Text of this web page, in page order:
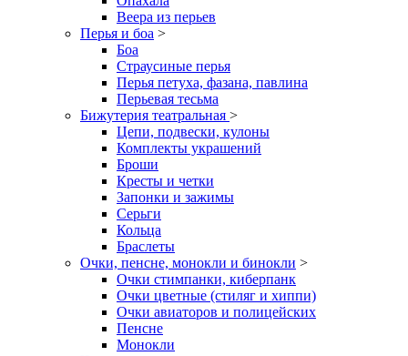
Веера из перьев
Перья и боа >
Боа
Страусиные перья
Перья петуха, фазана, павлина
Перьевая тесьма
Бижутерия театральная >
Цепи, подвески, кулоны
Комплекты украшений
Броши
Кресты и четки
Запонки и зажимы
Серьги
Кольца
Браслеты
Очки, пенсне, монокли и бинокли >
Очки стимпанки, киберпанк
Очки цветные (стиляг и хиппи)
Очки авиаторов и полицейских
Пенсне
Монокли